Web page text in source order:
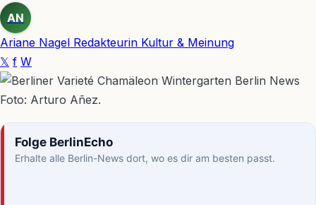
AN
Ariane Nagel Redakteurin Kultur & Meinung
𝕏 f W
Foto: Arturo Añez.
Folge BerlinEcho
Erhalte alle Berlin-News dort, wo es dir am besten passt.